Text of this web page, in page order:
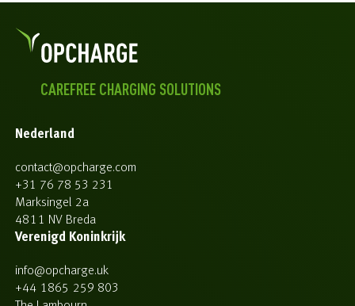
CAREFREE CHARGING SOLUTIONS
Nederland
contact@opcharge.com
+31 76 78 53 231
Marksingel 2a
4811 NV Breda
Verenigd Koninkrijk
info@opcharge.uk
+44 1865 259 803